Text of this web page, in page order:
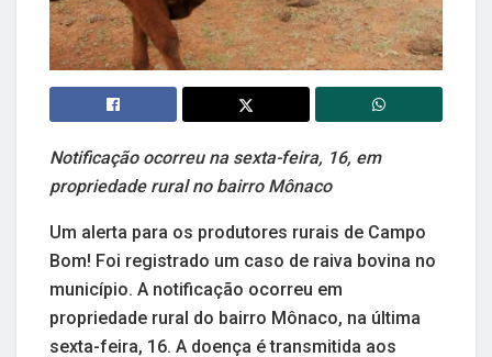
Notificação ocorreu na sexta-feira, 16, em
propriedade rural no bairro Mônaco
Um alerta para os produtores rurais de Campo
Bom! Foi registrado um caso de raiva bovina no
município. A notificação ocorreu em
propriedade rural do bairro Mônaco, na última
sexta-feira, 16. A doença é transmitida aos